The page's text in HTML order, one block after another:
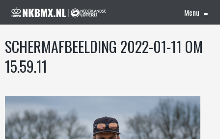
Menu ≡
SCHERMAFBEELDING 2022-01-11 OM
15.59.11